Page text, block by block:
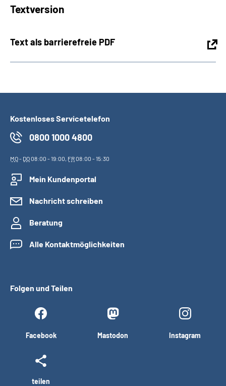
Textversion
Text als barrierefreie PDF
Kostenloses Servicetelefon
0800 1000 4800
MO- DO08:00 - 19:00, FR08:00 - 15:30
Mein Kundenportal
Nachricht schreiben
Beratung
Alle Kontaktmöglichkeiten
Folgen und Teilen
Facebook Mastodon Instagram
teilen